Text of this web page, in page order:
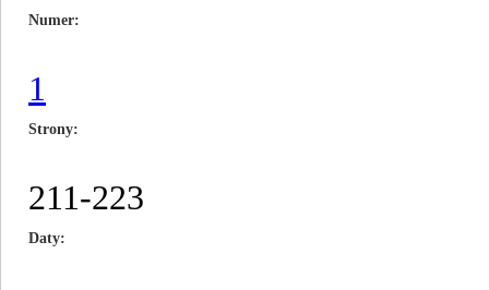
Numer
1
Strony
211-223
Daty